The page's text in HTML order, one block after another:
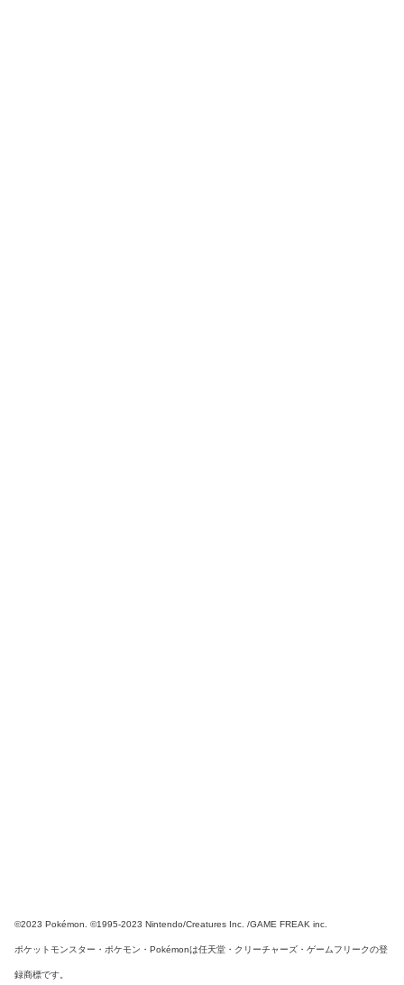
©2023 Pokémon. ©1995-2023 Nintendo/Creatures Inc. /GAME FREAK inc.
ポケットモンスター・ポケモン・Pokémonは任天堂・クリーチャーズ・ゲームフリークの登
録商標です。